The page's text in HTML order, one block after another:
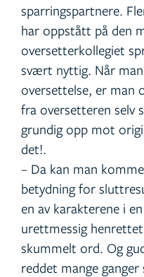
sparringspartnere.
har oppstått på den
oversetterkollegiet
svært nyttig. Når man
oversettelse, er man
fra oversetteren selv
grundig opp mot
det!.
– Da kan man
betydning for
en av karakterene i
urettmessig
skummelt ord. Og
reddet mange ganger